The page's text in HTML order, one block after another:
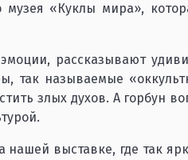
музея «Куклы мира»,
рассказывают
так называемые
злых духов. А горбун
выставке, где так